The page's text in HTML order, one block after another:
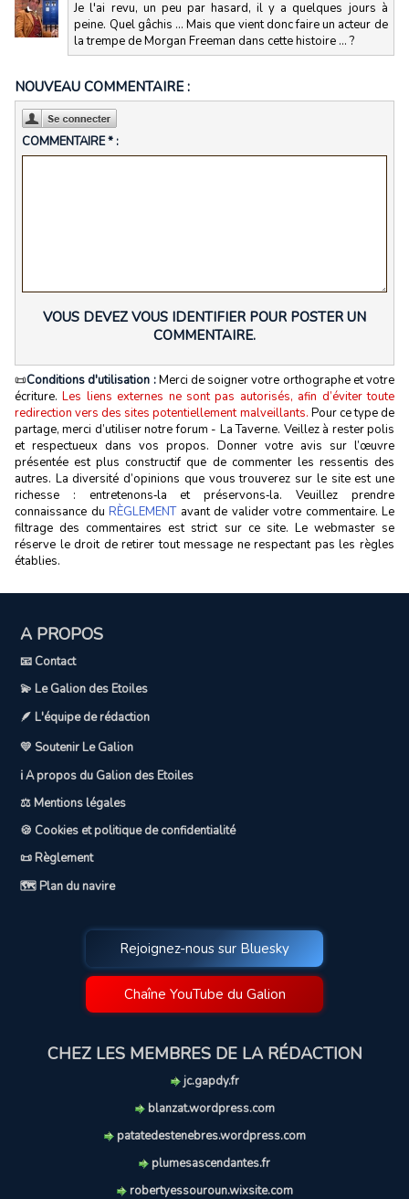
Je l'ai revu, un peu par hasard, il y a quelques jours à
peine. Quel gâchis ... Mais que vient donc faire un acteur de
la trempe de Morgan Freeman dans cette histoire ... ?
NOUVEAU COMMENTAIRE :
COMMENTAIRE * :
VOUS DEVEZ VOUS IDENTIFIER POUR POSTER UN
COMMENTAIRE.
📜Conditions d'utilisation :Merci de soigner votre orthographe et votre
écriture.Les liens externes ne sont pas autorisés, afin d’éviter toute
redirection vers des sites potentiellement malveillants. Pour ce type de
partage, merci d’utiliser notre forum - La Taverne. Veillez à rester polis
et respectueux dans vos propos. Donner votre avis sur l’œuvre
présentée est plus constructif que de commenter les ressentis des
autres. La diversité d’opinions que vous trouverez sur le site est une
richesse : entretenons‑la et préservons‑la. Veuillez prendre
connaissance du RÈGLEMENTavant de valider votre commentaire. Le
filtrage des commentaires est strict sur ce site. Le webmaster se
réserve le droit de retirer tout message ne respectant pas les règles
établies.
A PROPOS
📧 Contact
💫 Le Galion des Etoiles
🪶 L'équipe de rédaction
💛 Soutenir Le Galion
ℹ️ A propos du Galion des Etoiles
⚖️ Mentions légales
🍪 Cookies et politique de confidentialité
📜 Règlement
🗺️ Plan du navire
Rejoignez-nous sur Bluesky
Chaîne YouTube du Galion
CHEZ LES MEMBRES DE LA RÉDACTION
jc.gapdy.fr
blanzat.wordpress.com
patatedestenebres.wordpress.com
plumesascendantes.fr
robertyessouroun.wixsite.com